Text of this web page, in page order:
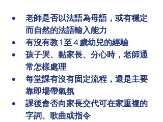
老師是否以法語為母語，或有穩定
而自然的法語輸入能力
有沒有教 1 至 4 歲幼兒的經驗
孩子哭、黏家長、分心時，老師通
常怎樣處理
每堂課有沒有固定流程，還是主要
靠即場帶氣氛
課後會否向家長交代可在家重複的
字詞、歌曲或指令